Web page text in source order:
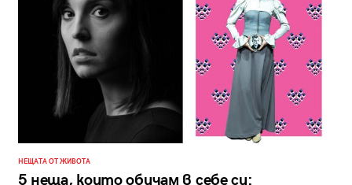
НЕЩАТА ОТ ЖИВОТА
5 неща, които обичам в себе си: